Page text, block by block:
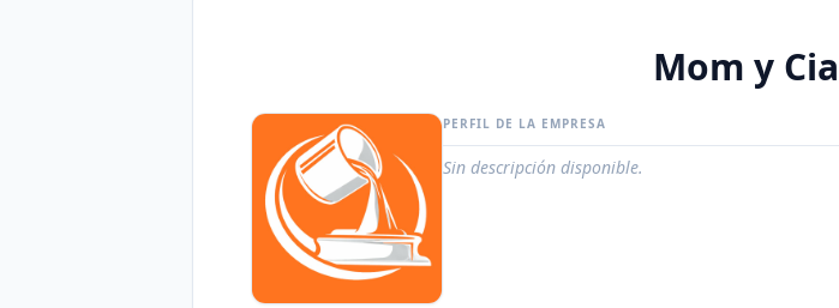
Mom y
PERFIL DE LA EMPRESA
Sin descripción disponible.